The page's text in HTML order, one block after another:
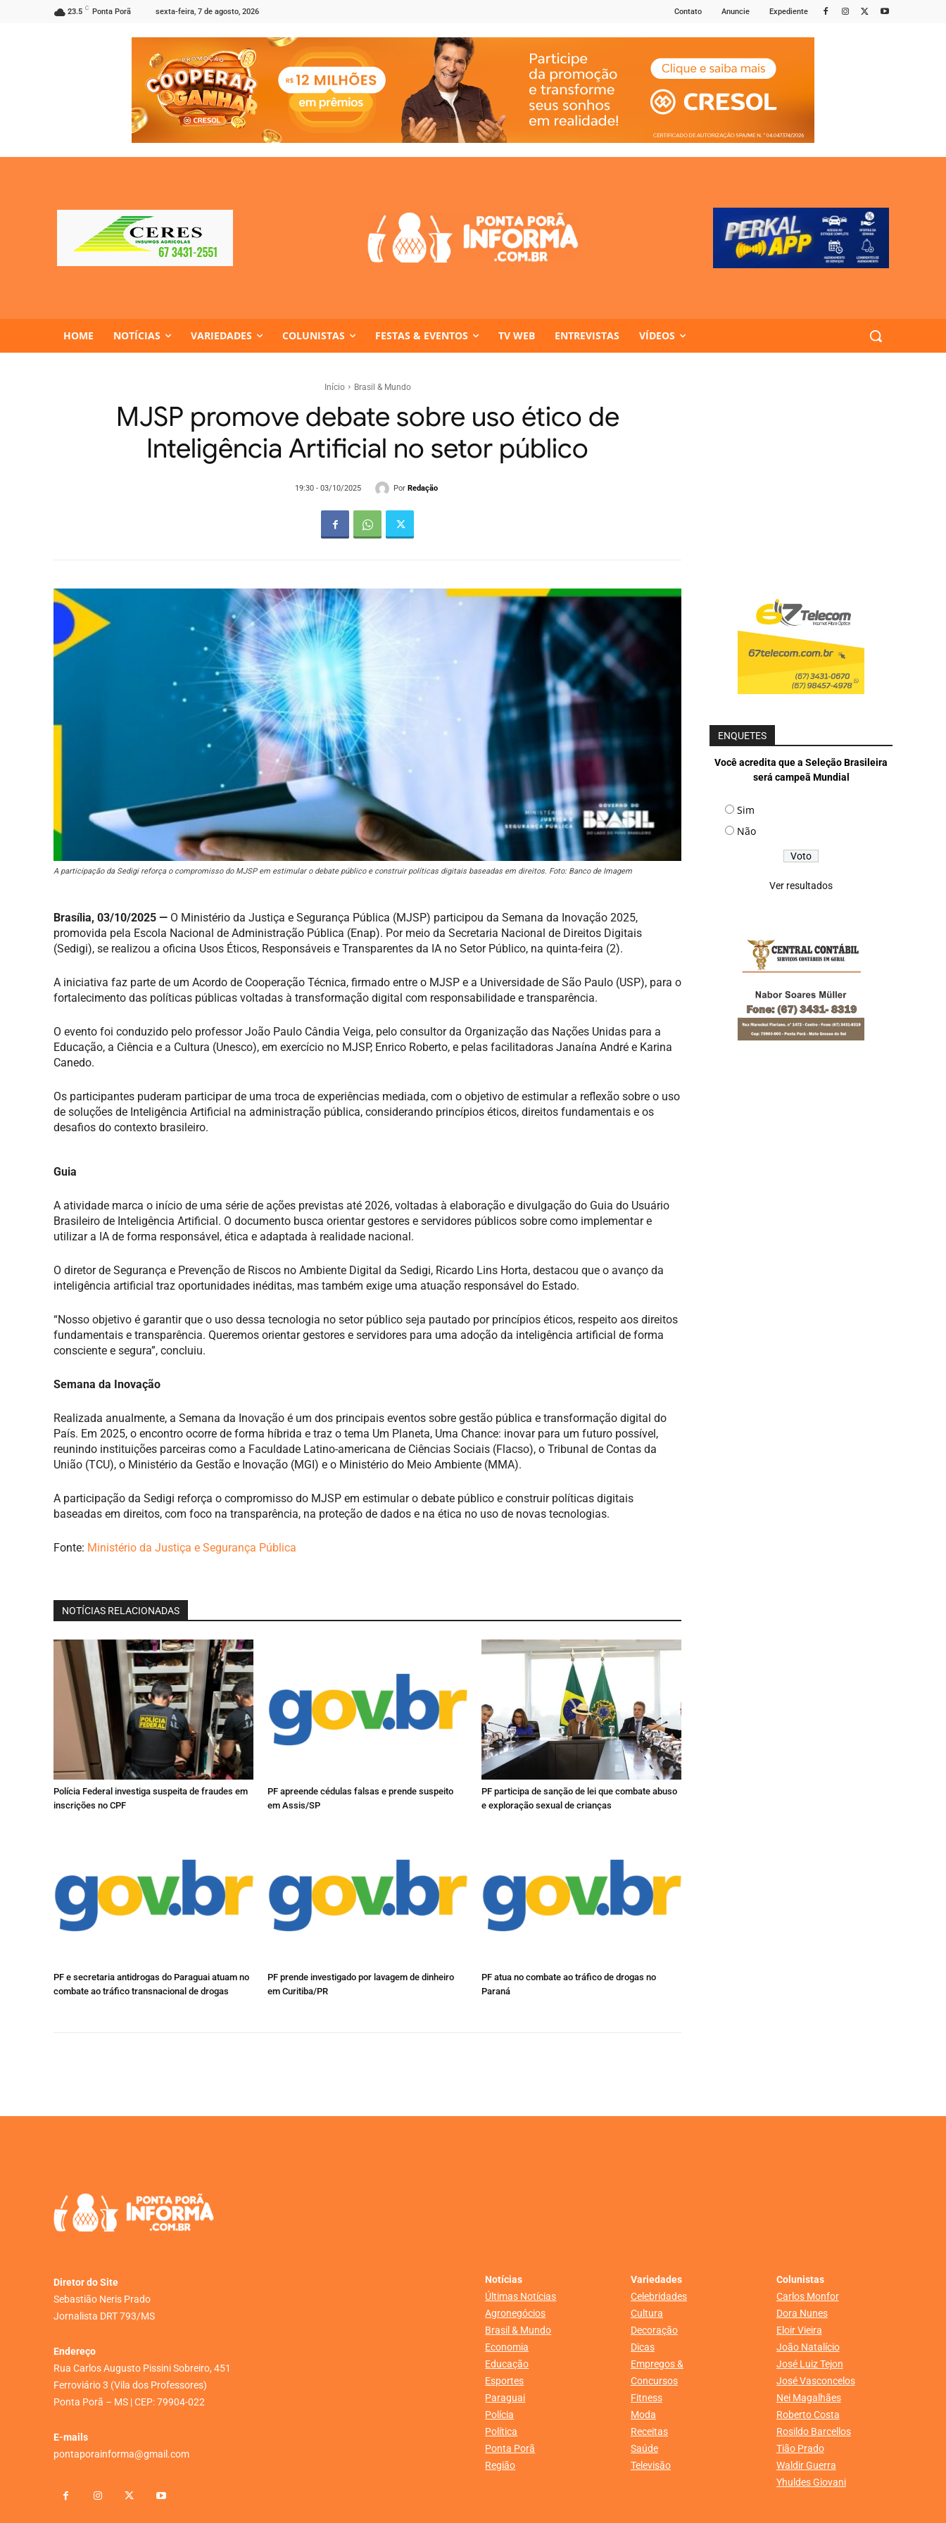
23.5 C Ponta Porã sexta-feira, 7 de agosto, 2026 Contato Anuncie Expediente
HOME NOTÍCIAS VARIEDADES COLUNISTAS FESTAS & EVENTOS TV WEB ENTREVISTAS VÍDEOS
Início Brasil & Mundo
MJSP promove debate sobre uso ético de
Inteligência Artificial no setor público
19:30 - 03/10/2025 Por Redação
A participação da Sedigi reforça o compromisso do MJSP em estimular o debate público e construir políticas digitais baseadas em direitos. Foto: Banco de Imagem
Brasília, 03/10/2025 — O Ministério da Justiça e Segurança Pública (MJSP) participou da Semana da Inovação 2025,
promovida pela Escola Nacional de Administração Pública (Enap). Por meio da Secretaria Nacional de Direitos Digitais
(Sedigi), se realizou a oficina Usos Éticos, Responsáveis e Transparentes da IA no Setor Público, na quinta-feira (2).
A iniciativa faz parte de um Acordo de Cooperação Técnica, firmado entre o MJSP e a Universidade de São Paulo (USP), para o
fortalecimento das políticas públicas voltadas à transformação digital com responsabilidade e transparência.
O evento foi conduzido pelo professor João Paulo Cândia Veiga, pelo consultor da Organização das Nações Unidas para a
Educação, a Ciência e a Cultura (Unesco), em exercício no MJSP, Enrico Roberto, e pelas facilitadoras Janaína André e Karina
Canedo.
Os participantes puderam participar de uma troca de experiências mediada, com o objetivo de estimular a reflexão sobre o uso
de soluções de Inteligência Artificial na administração pública, considerando princípios éticos, direitos fundamentais e os
desafios do contexto brasileiro.
Guia
A atividade marca o início de uma série de ações previstas até 2026, voltadas à elaboração e divulgação do Guia do Usuário
Brasileiro de Inteligência Artificial. O documento busca orientar gestores e servidores públicos sobre como implementar e
utilizar a IA de forma responsável, ética e adaptada à realidade nacional.
O diretor de Segurança e Prevenção de Riscos no Ambiente Digital da Sedigi, Ricardo Lins Horta, destacou que o avanço da
inteligência artificial traz oportunidades inéditas, mas também exige uma atuação responsável do Estado.
“Nosso objetivo é garantir que o uso dessa tecnologia no setor público seja pautado por princípios éticos, respeito aos direitos
fundamentais e transparência. Queremos orientar gestores e servidores para uma adoção da inteligência artificial de forma
consciente e segura”, concluiu.
Semana da Inovação
Realizada anualmente, a Semana da Inovação é um dos principais eventos sobre gestão pública e transformação digital do
País. Em 2025, o encontro ocorre de forma híbrida e traz o tema Um Planeta, Uma Chance: inovar para um futuro possível,
reunindo instituições parceiras como a Faculdade Latino-americana de Ciências Sociais (Flacso), o Tribunal de Contas da
União (TCU), o Ministério da Gestão e Inovação (MGI) e o Ministério do Meio Ambiente (MMA).
A participação da Sedigi reforça o compromisso do MJSP em estimular o debate público e construir políticas digitais
baseadas em direitos, com foco na transparência, na proteção de dados e na ética no uso de novas tecnologias.
Fonte: Ministério da Justiça e Segurança Pública
NOTÍCIAS RELACIONADAS
Polícia Federal investiga suspeita de fraudes em
inscrições no CPF
PF apreende cédulas falsas e prende suspeito
em Assis/SP
PF participa de sanção de lei que combate abuso
e exploração sexual de crianças
PF e secretaria antidrogas do Paraguai atuam no
combate ao tráfico transnacional de drogas
PF prende investigado por lavagem de dinheiro
em Curitiba/PR
PF atua no combate ao tráfico de drogas no
Paraná
ENQUETES
Você acredita que a Seleção Brasileira
será campeã Mundial
Sim
Não
Ver resultados
Diretor do Site
Sebastião Neris Prado
Jornalista DRT 793/MS
Endereço
Rua Carlos Augusto Pissini Sobreiro, 451
Ferroviário 3 (Vila dos Professores)
Ponta Porã – MS | CEP: 79904-022
E-mails
pontaporainforma@gmail.com
Notícias
Últimas Notícias
Agronegócios
Brasil & Mundo
Economia
Educação
Esportes
Paraguai
Polícia
Política
Ponta Porã
Região
Variedades
Celebridades
Cultura
Decoração
Dicas
Empregos &
Concursos
Fitness
Moda
Receitas
Saúde
Televisão
Colunistas
Carlos Monfor
Dora Nunes
Eloir Vieira
João Natalício
José Luiz Tejon
José Vasconcelos
Nei Magalhães
Roberto Costa
Rosildo Barcellos
Tião Prado
Waldir Guerra
Yhuldes Giovani